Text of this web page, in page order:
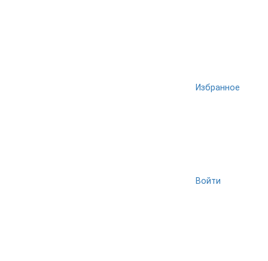
Избранное
Войти